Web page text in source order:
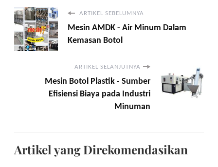
ARTIKEL SEBELUMNYA
Mesin AMDK - Air Minum Dalam
Kemasan Botol
ARTIKEL SELANJUTNYA
Mesin Botol Plastik - Sumber
Efisiensi Biaya pada Industri
Minuman
Artikel yang Direkomendasikan